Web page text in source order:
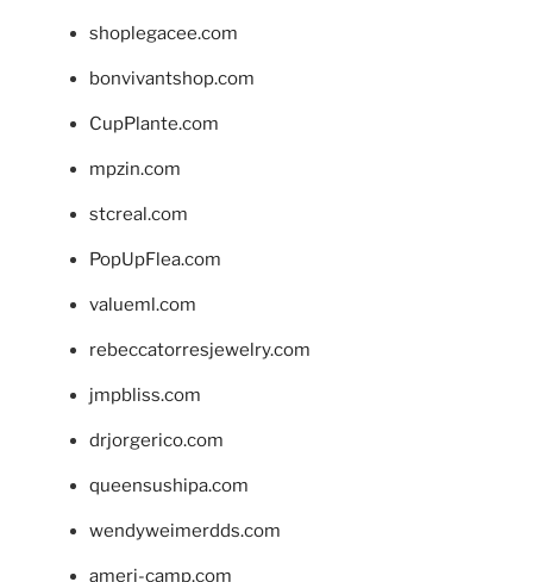
shoplegacee.com
bonvivantshop.com
CupPlante.com
mpzin.com
stcreal.com
PopUpFlea.com
valueml.com
rebeccatorresjewelry.com
jmpbliss.com
drjorgerico.com
queensushipa.com
wendyweimerdds.com
ameri-camp.com